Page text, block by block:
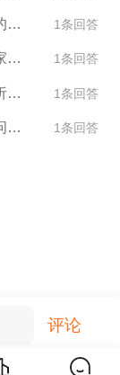
我如何在Walmart加拿大站平台上设置我的店铺外观和设计？ 1条回答
如何在Walmart加拿大站平台上与其他卖家进行交流和合作？ 1条回答
Walmart加拿大站平台上的销售数据和分析功能是什么？ 1条回答
如何在Walmart加拿大站平台上处理售后问题？ 1条回答
评论